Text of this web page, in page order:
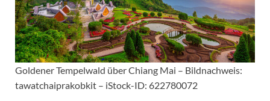
Goldener Tempelwald über Chiang Mai – Bildnachweis:
tawatchaiprakobkit – iStock-ID: 622780072